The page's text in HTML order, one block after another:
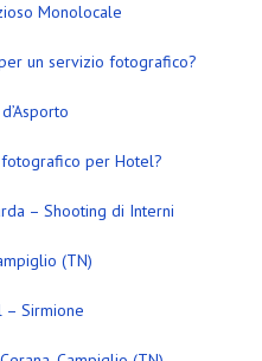
Monolocale
un servizio fotografico?
per Hotel?
– Shooting di Interni
(TN)
Sirmione